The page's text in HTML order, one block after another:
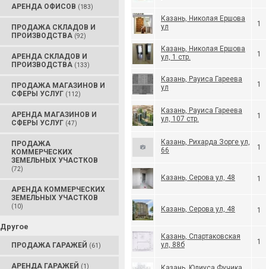
АРЕНДА ОФИСОВ (183)
ПРОДАЖА СКЛАДОВ И
ПРОИЗВОДСТВА (92)
АРЕНДА СКЛАДОВ И
ПРОИЗВОДСТВА (133)
ПРОДАЖА МАГАЗИНОВ И
СФЕРЫ УСЛУГ (112)
АРЕНДА МАГАЗИНОВ И
СФЕРЫ УСЛУГ (47)
ПРОДАЖА
КОММЕРЧЕСКИХ
ЗЕМЕЛЬНЫХ УЧАСТКОВ
(72)
АРЕНДА КОММЕРЧЕСКИХ
ЗЕМЕЛЬНЫХ УЧАСТКОВ
(10)
Другое
ПРОДАЖА ГАРАЖЕЙ (61)
АРЕНДА ГАРАЖЕЙ (1)
Казань, Николая Ершова
ул
1
Казань, Николая Ершова
ул, 1 стр.
1
Казань, Рауиса Гареева
ул
1
Казань, Рауиса Гареева
ул, 107 стр.
1
Казань, Рихарда Зорге ул,
66
1
Казань, Серова ул, 48 1
Казань, Серова ул, 48 1
Казань, Спартаковская
ул, 88б
1